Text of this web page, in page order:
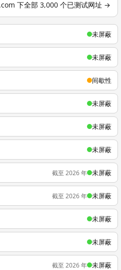
下全部 3,000 个已测试网址 →
未屏蔽
未屏蔽
间歇性
未屏蔽
未屏蔽
未屏蔽
截至 2026 年 未屏蔽
截至 2026 年 未屏蔽
未屏蔽
未屏蔽
截至 2026 年 未屏蔽